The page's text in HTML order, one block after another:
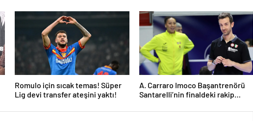
Romulo için sıcak temas! Süper
Lig devi transfer ateşini yaktı!
A. Carraro Imoco Başantrenörü
Santarelli’nin finaldeki rakip